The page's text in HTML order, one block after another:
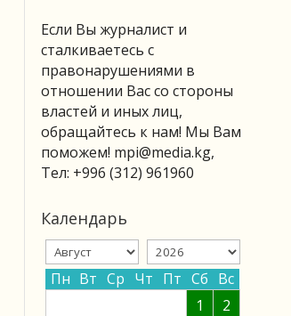
Если Вы журналист и
сталкиваетесь с
правонарушениями в
отношении Вас со стороны
властей и иных лиц,
обращайтесь к нам! Мы Вам
поможем! mpi@media.kg,
Тел: +996 (312) 961960
Календарь
Пн Вт Ср Чт Пт Сб Вс
1
2